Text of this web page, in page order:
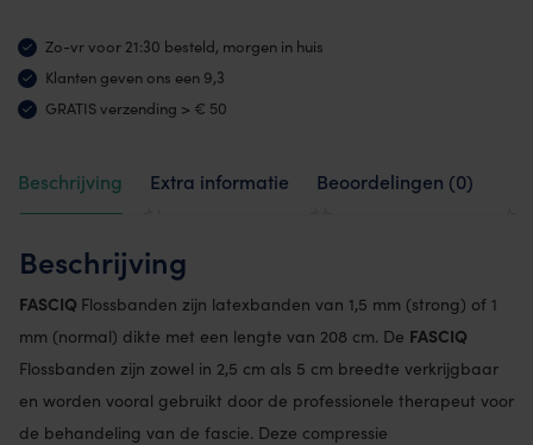
Zo-vr voor 21:30 besteld, morgen in huis
Klanten geven ons een 9,3
GRATIS verzending > € 50
Beschrijving Extra informatie Beoordelingen (0)
Beschrijving
FASCIQ Flossbanden zijn latexbanden van 1,5 mm (strong) of 1
mm (normal) dikte met een lengte van 208 cm. De FASCIQ
Flossbanden zijn zowel in 2,5 cm als 5 cm breedte verkrijgbaar
en worden vooral gebruikt door de professionele therapeut voor
de behandeling van de fascie. Deze compressie